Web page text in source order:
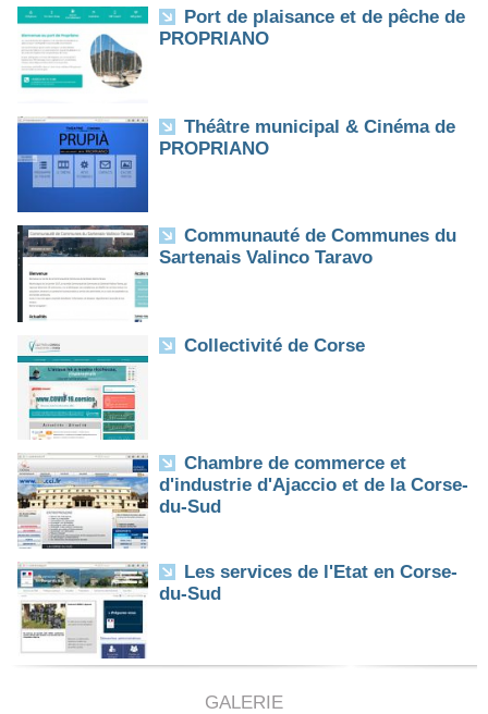
Port de plaisance et de pêche de
PROPRIANO
Théâtre municipal & Cinéma de
PROPRIANO
Communauté de Communes du
Sartenais Valinco Taravo
Collectivité de Corse
Chambre de commerce et
d'industrie d'Ajaccio et de la Corse-
du-Sud
Les services de l'Etat en Corse-
du-Sud
GALERIE